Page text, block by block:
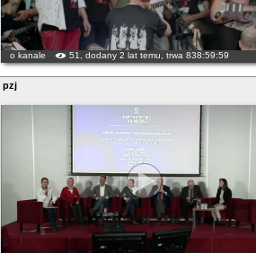
o kanale 51, dodany 2 lat temu, trwa 838:59:59
pzj